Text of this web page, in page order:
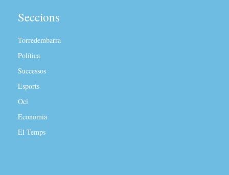
Seccions
Torredembarra
Política
Successos
Esports
Oci
Economia
El Temps